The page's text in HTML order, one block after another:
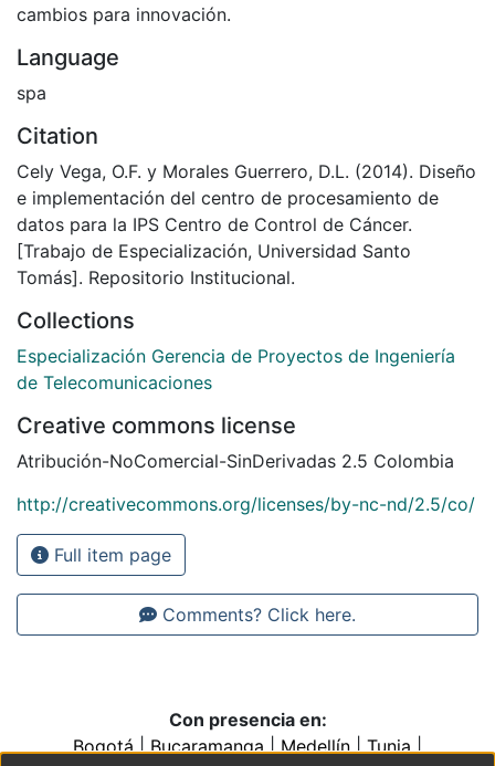
cambios para innovación.
Language
spa
Citation
Cely Vega, O.F. y Morales Guerrero, D.L. (2014). Diseño
e implementación del centro de procesamiento de
datos para la IPS Centro de Control de Cáncer.
[Trabajo de Especialización, Universidad Santo
Tomás]. Repositorio Institucional.
Collections
Especialización Gerencia de Proyectos de Ingeniería
de Telecomunicaciones
Creative commons license
Atribución-NoComercial-SinDerivadas 2.5 Colombia
http://creativecommons.org/licenses/by-nc-nd/2.5/co/
Full item page
Comments? Click here.
Con presencia en:
Bogotá|Bucaramanga|Medellín|Tunja|